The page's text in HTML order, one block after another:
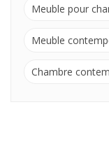
Meuble pour
Meuble
Chambre